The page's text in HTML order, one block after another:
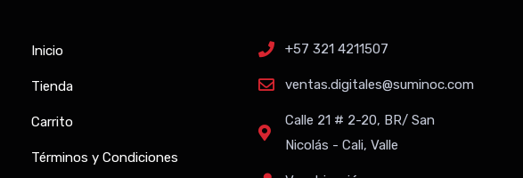
Inicio
Tienda
Carrito
Términos y Condiciones
+57 321 4211507
ventas.digitales@suminoc.com
Calle 21 # 2-20, BR/ San
Nicolás - Cali, Valle